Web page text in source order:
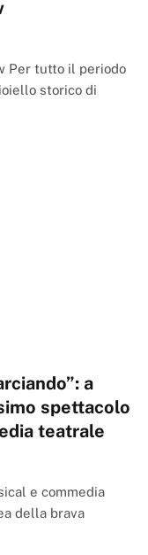
Per tutto il periodo
storico di
a
spettacolo
teatrale
e commedia
della brava